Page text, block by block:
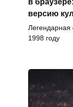
версию
Легендарная
1998 году